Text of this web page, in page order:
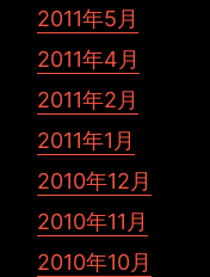
2011年5月
2011年4月
2011年2月
2011年1月
2010年12月
2010年11月
2010年10月